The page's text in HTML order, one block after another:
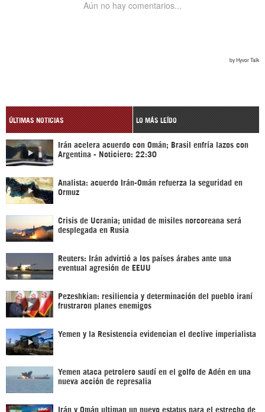
ÚLTIMAS NOTICIAS LO MÁS LEÍDO
Irán acelera acuerdo con Omán; Brasil enfría lazos con
Argentina - Noticiero: 22:30
Analista: acuerdo Irán-Omán refuerza la seguridad en
Ormuz
Crisis de Ucrania; unidad de misiles norcoreana será
desplegada en Rusia
Reuters: Irán advirtió a los países árabes ante una
eventual agresión de EEUU
Pezeshkian: resiliencia y determinación del pueblo iraní
frustraron planes enemigos
Yemen y la Resistencia evidencian el declive imperialista
Yemen ataca petrolero saudí en el golfo de Adén en una
nueva acción de represalia
Irán y Omán ultiman un nuevo estatus para el estrecho de